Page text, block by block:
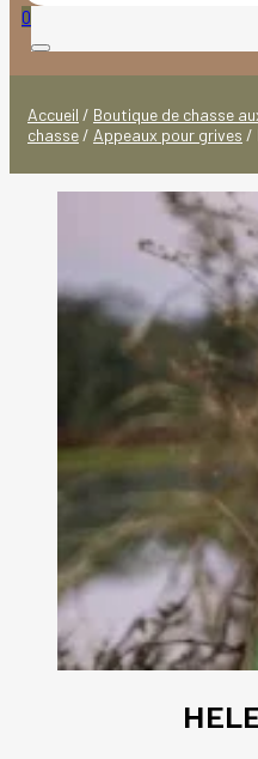
produits
0
Accueil / Boutique de chasse
chasse / Appeaux pour grives /